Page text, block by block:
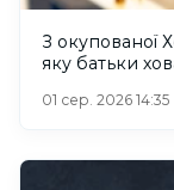
З окупованої
яку батьки
01 сер. 2026 14:35